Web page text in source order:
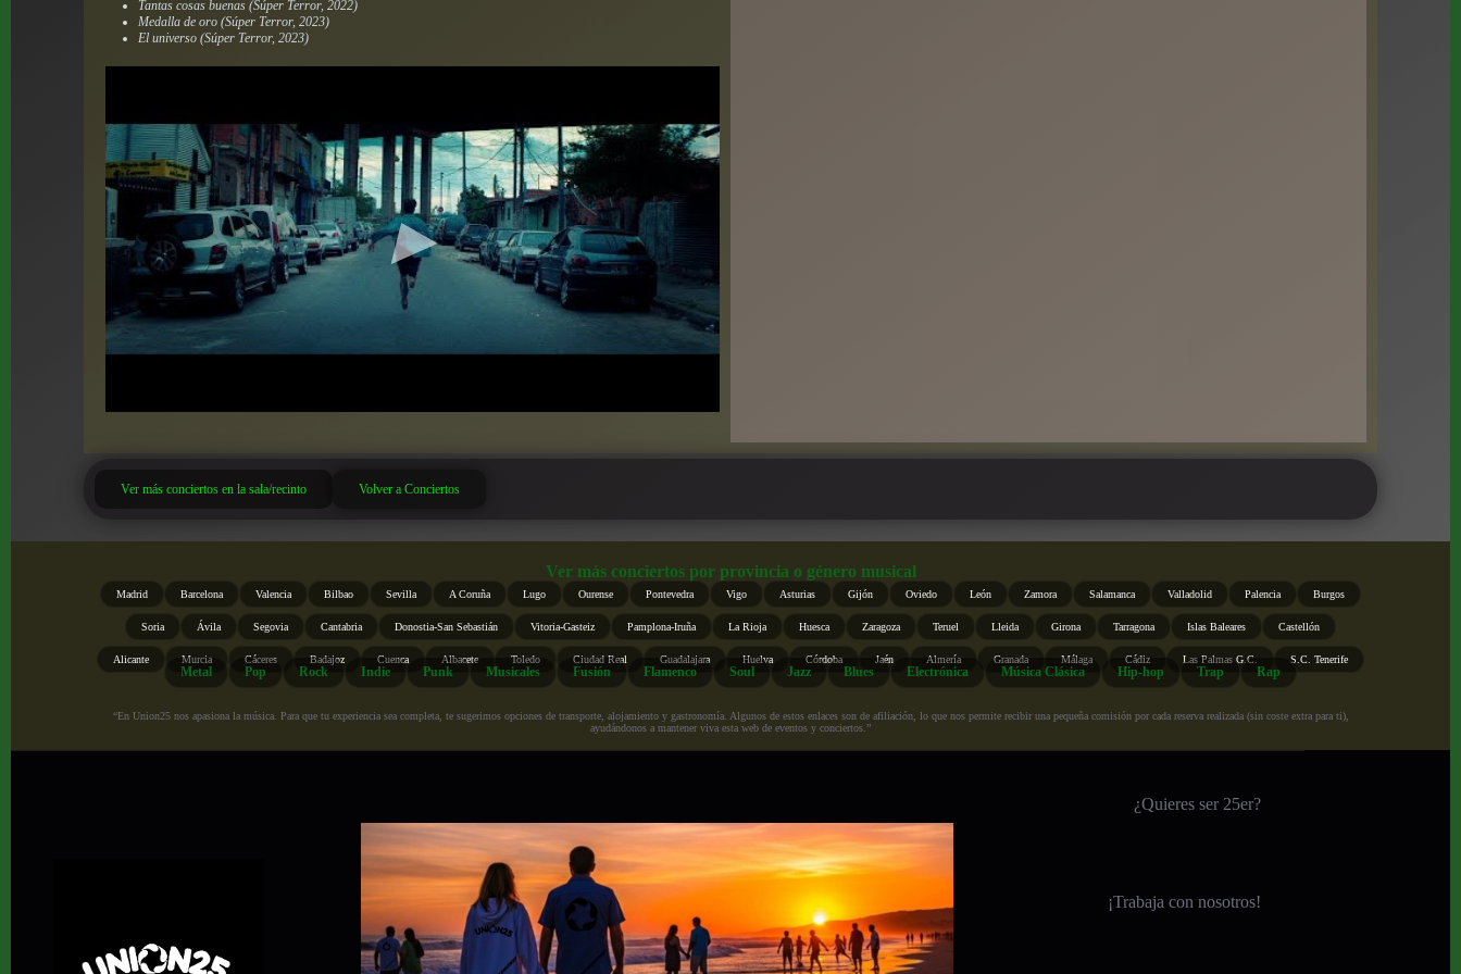
Tantas cosas buenas (Súper Terror, 2022)
Medalla de oro (Súper Terror, 2023)
El universo (Súper Terror, 2023)
Ver más conciertos en la sala/recinto Volver a Conciertos
Ver más conciertos por provincia o género musical
Madrid Barcelona Valencia Bilbao Sevilla A Coruña Lugo Ourense Pontevedra Vigo Asturias Gijón Oviedo León Zamora Salamanca Valladolid Palencia Burgos
Soria Ávila Segovia Cantabria Donostia-San Sebastián Vitoria-Gasteiz Pamplona-Iruña La Rioja Huesca Zaragoza Teruel Lleida Girona Tarragona Islas Baleares Castellón
Alicante Murcia Cáceres Badajoz Cuenca Albacete Toledo Ciudad Real Guadalajara Huelva Córdoba Jaén Almería Granada Málaga Cádiz Las Palmas G.C. S.C. Tenerife
Metal Pop Rock Indie Punk Musicales Fusión Flamenco Soul Jazz Blues Electrónica Música Clásica Hip-hop Trap Rap
“En Union25 nos apasiona la música. Para que tu experiencia sea completa, te sugerimos opciones de transporte, alojamiento y gastronomía. Algunos de estos enlaces son de afiliación, lo que nos permite recibir una pequeña comisión por cada reserva realizada (sin coste extra para ti),
ayudándonos a mantener viva esta web de eventos y conciertos.”
¿Quieres ser 25er?
¡Trabaja con nosotros!